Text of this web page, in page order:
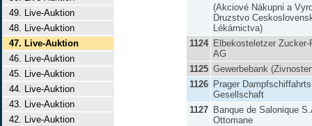
49. Live-Auktion
48. Live-Auktion
47. Live-Auktion
46. Live-Auktion
45. Live-Auktion
44. Live-Auktion
43. Live-Auktion
42. Live-Auktion
(Akciové Nákupni a
Druzstvo
Lékárnictva)
1124
Elbekosteletzer Zucker-
AG
1125 Gewerbebank
1126
Prager
Gesellschaft
1127
Banque de Salonique
Ottomane